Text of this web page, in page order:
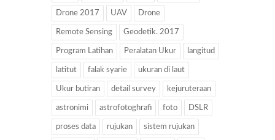
Drone 2017 UAV Drone
Remote Sensing Geodetik. 2017
Program Latihan Peralatan Ukur langitud
latitut falak syarie ukuran di laut
Ukur butiran detail survey kejuruteraan
astronimi astrofotoghrafi foto DSLR
proses data rujukan sistem rujukan